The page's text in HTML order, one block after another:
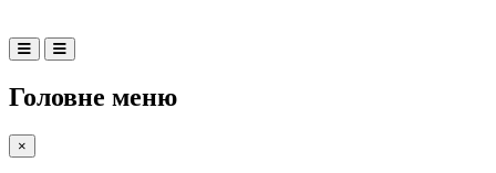
Головне меню
×